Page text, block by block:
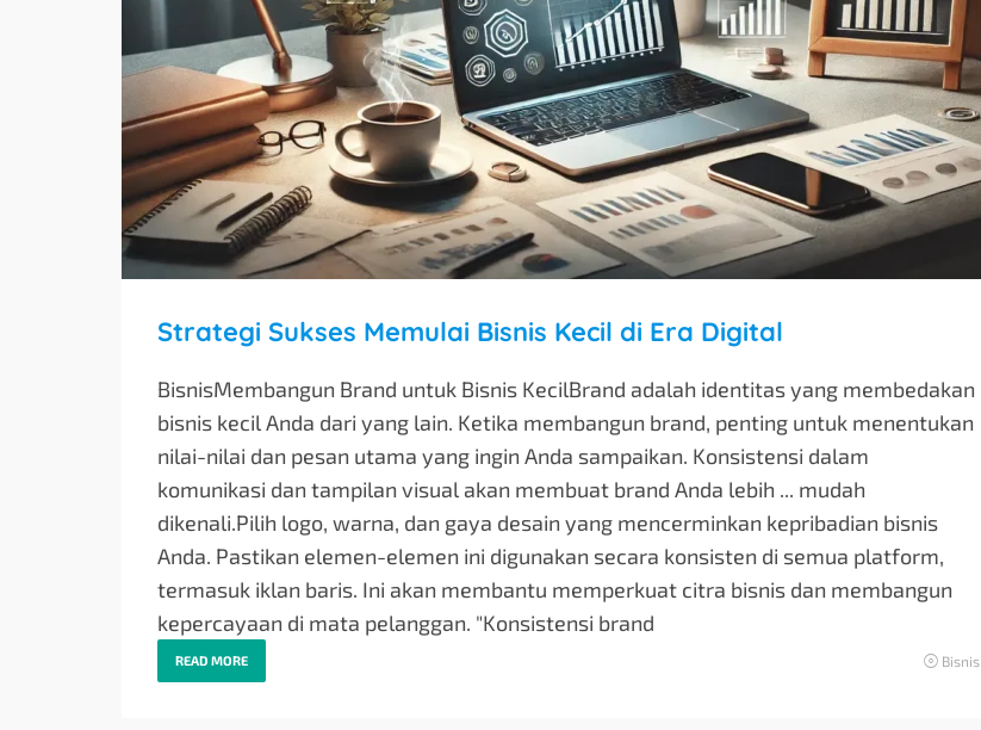
Strategi Sukses Memulai Bisnis Kecil di Era Digital
BisnisMembangun Brand untuk Bisnis KecilBrand adalah identitas yang membedakan
bisnis kecil Anda dari yang lain. Ketika membangun brand, penting untuk menentukan
nilai-nilai dan pesan utama yang ingin Anda sampaikan. Konsistensi dalam
komunikasi dan tampilan visual akan membuat brand Anda lebih ... mudah
dikenali.Pilih logo, warna, dan gaya desain yang mencerminkan kepribadian bisnis
Anda. Pastikan elemen-elemen ini digunakan secara konsisten di semua platform,
termasuk iklan baris. Ini akan membantu memperkuat citra bisnis dan membangun
kepercayaan di mata pelanggan. "Konsistensi brand
READ MORE Bisnis